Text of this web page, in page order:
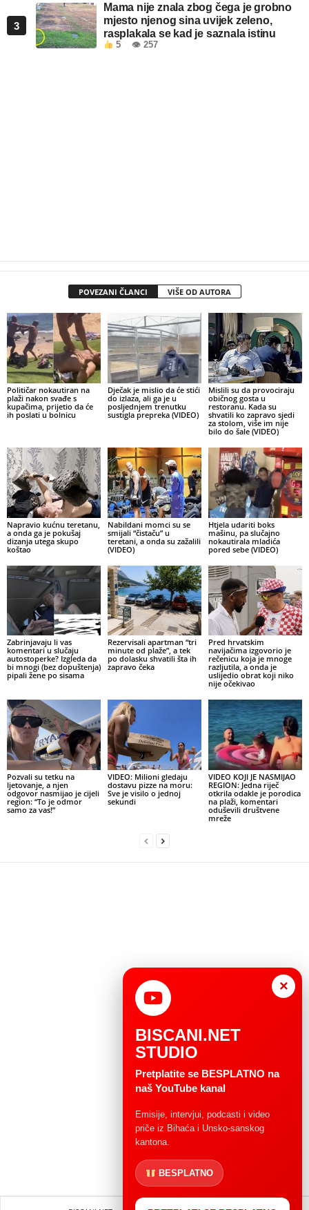
3
Mama nije znala zbog čega je grobno
mjesto njenog sina uvijek zeleno,
rasplakala se kad je saznala istinu
5 👁 257
POVEZANI ČLANCI VIŠE OD AUTORA
Političar nokautiran na
plaži nakon svađe s
kupačima, prijetio da će
ih poslati u bolnicu
Dječak je mislio da će stići
do izlaza, ali ga je u
posljednjem trenutku
sustigla prepreka (VIDEO)
Mislili su da provociraju
običnog gosta u
restoranu. Kada su
shvatili ko zapravo sjedi
za stolom, više im nije
bilo do šale (VIDEO)
Napravio kućnu teretanu,
a onda ga je pokušaj
dizanja utega skupo
koštao
Nabildani momci su se
smijali “čistaču” u
teretani, a onda su zažalili
(VIDEO)
Htjela udariti boks
mašinu, pa slučajno
nokautirala mladića
pored sebe (VIDEO)
Zabrinjavaju li vas
komentari u slučaju
autostoperke? Izgleda da
bi mnogi (bez dopuštenja)
pipali žene po sisama
Rezervisali apartman “tri
minute od plaže”, a tek
po dolasku shvatili šta ih
zapravo čeka
Pred hrvatskim
navijačima izgovorio je
rečenicu koja je mnoge
razljutila, a onda je
uslijedio obrat koji niko
nije očekivao
Pozvali su tetku na
ljetovanje, a njen
odgovor nasmijao je cijeli
region: “To je odmor
samo za vas!”
VIDEO: Milioni gledaju
dostavu pizze na moru:
Sve je visilo o jednoj
sekundi
VIDEO KOJI JE NASMIJAO
REGION: Jedna riječ
otkrila odakle je porodica
na plaži, komentari
oduševili društvene
mreže
×
BISCANI.NET
STUDIO
Pretplatite se BESPLATNO na
naš YouTube kanal
Emisije, intervjui, podcasti i video
priče iz Bihaća i Unsko-sanskog
kantona.
BESPLATNO